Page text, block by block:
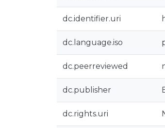
dc.identifier.uri
dc.language.iso
dc.peerreviewed
dc.publisher
dc.rights.uri